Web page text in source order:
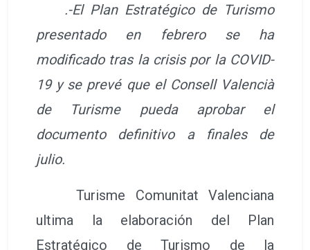
.-El Plan Estratégico de Turismo
presentado en febrero se ha
modificado tras la crisis por la COVID-
19 y se prevé que el Consell Valencià
de Turisme pueda aprobar el
documento definitivo a finales de
julio.
Turisme Comunitat Valenciana
ultima la elaboración del Plan
Estratégico de Turismo de la